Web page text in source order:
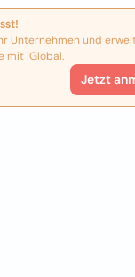
Unternehmen und
mit iGlobal.
Jetzt